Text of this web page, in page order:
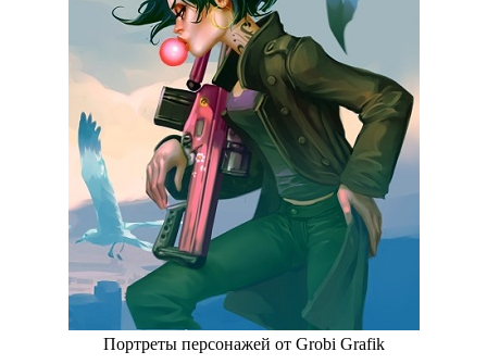
Портреты персонажей от Grobi Grafik